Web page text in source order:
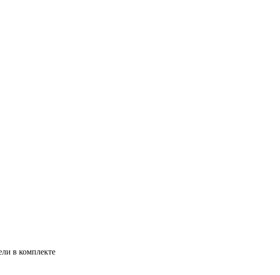
в комплекте